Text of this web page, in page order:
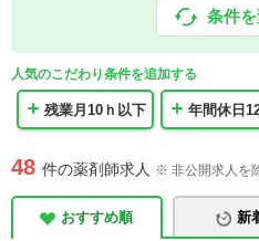
条件
人気のこだわり条件を追加する
残業月10ｈ以下 年間休日
48 件の薬剤師求人 ※ 非公開求人を
おすすめ順 新